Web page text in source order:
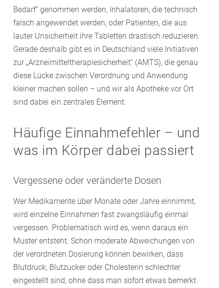
Bedarf“ genommen werden, Inhalatoren, die technisch
falsch angewendet werden, oder Patienten, die aus
lauter Unsicherheit ihre Tabletten drastisch reduzieren.
Gerade deshalb gibt es in Deutschland viele Initiativen
zur „Arzneimitteltherapiesicherheit“ (AMTS), die genau
diese Lücke zwischen Verordnung und Anwendung
kleiner machen sollen – und wir als Apotheke vor Ort
sind dabei ein zentrales Element.
Häufige Einnahmefehler – und
was im Körper dabei passiert
Vergessene oder veränderte Dosen
Wer Medikamente über Monate oder Jahre einnimmt,
wird einzelne Einnahmen fast zwangsläufig einmal
vergessen. Problematisch wird es, wenn daraus ein
Muster entsteht. Schon moderate Abweichungen von
der verordneten Dosierung können bewirken, dass
Blutdruck, Blutzucker oder Cholesterin schlechter
eingestellt sind, ohne dass man sofort etwas bemerkt.